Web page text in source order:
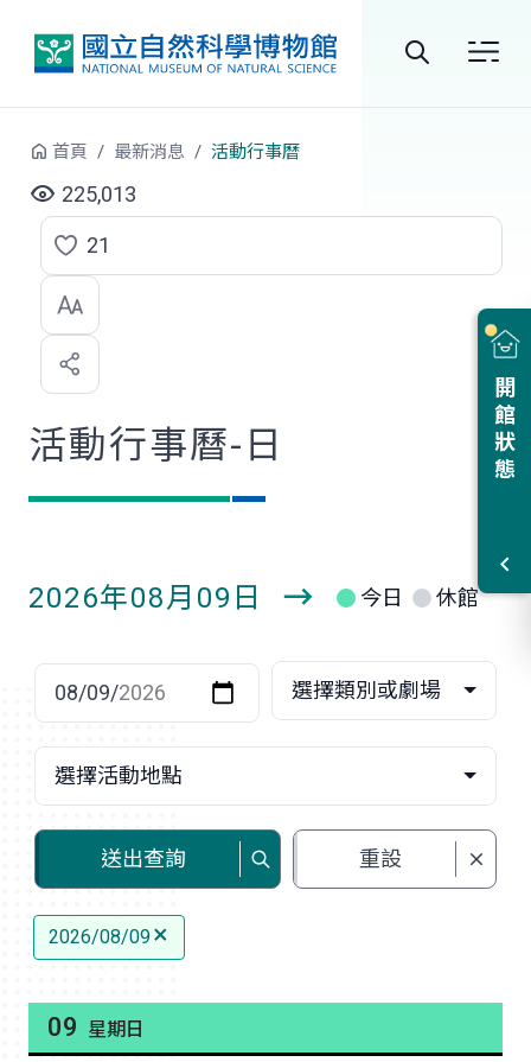
尋
開館狀態
首頁 最新消息 活動行事曆
225,013
點
選
喜
歡
21
活動行事曆-日
2026年08月09日
日
今日 休館
選擇類別或劇場
選擇活動地點
送出查詢 重設
2026/08/09
09 星期日